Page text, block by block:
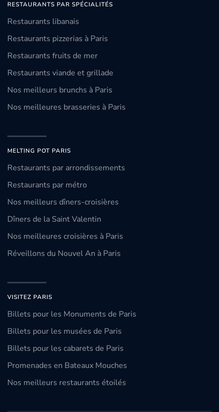
RESTAURANTS PAR SPÉCIALITÉS
Restaurants libanais
Restaurants pizzerias à Paris
Restaurants fruits de mer
Restaurants viande et grillade
Nos meilleurs brunchs à Paris
Nos meilleures brasseries à Paris
MELTING POT PARIS
Restaurants par arrondissements
Restaurants par métro
Nos meilleurs dîners-croisières
Dîners de la Saint Valentin
Nos meilleures croisières à Paris
Réveillons du Nouvel An à Paris
VISITEZ PARIS
Billets pour les Monuments de Paris
Billets pour les musées de Paris
Billets pour les cabarets de Paris
Promenades en Bateaux Mouches
Nos meilleurs restaurants étoilés